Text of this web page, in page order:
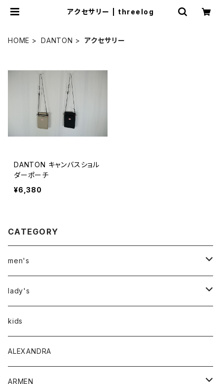
アクセサリー | threelog
HOME DANTON アクセサリー
DANTON キャンバスショル
ダーポーチ
¥6,380
CATEGORY
men's
アウター
トップス
Tシャツ
シャツ
ボトムス
lady's
アウター
トップス
Tシャツ・カットソー
ボトムス
kids
ALEXANDRA
ARMEN